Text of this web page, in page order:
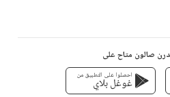
صالون متاح على
احصلوا على التطبيق من
غوغل بلاي